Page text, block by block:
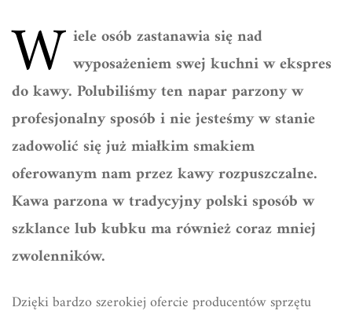
W iele osób zastanawia się nad
wyposażeniem swej kuchni w ekspres
do kawy. Polubiliśmy ten napar parzony w
profesjonalny sposób i nie jesteśmy w stanie
zadowolić się już miałkim smakiem
oferowanym nam przez kawy rozpuszczalne.
Kawa parzona w tradycyjny polski sposób w
szklance lub kubku ma również coraz mniej
zwolenników.
Dzięki bardzo szerokiej ofercie producentów sprzętu